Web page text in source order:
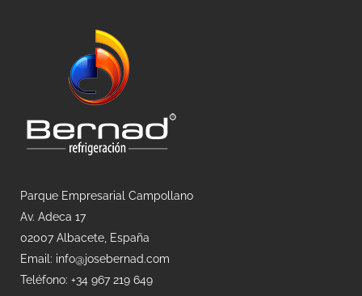
Parque Empresarial Campollano
Av. Adeca 17
02007 Albacete, España
Email: info@josebernad.com
Teléfono: +34 967 219 649